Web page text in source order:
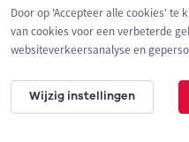
200 m
Door op 'Accepteer alle cookies' te
van cookies voor een verbeterde
websiteverkeersanalyse en
Wijzig instellingen